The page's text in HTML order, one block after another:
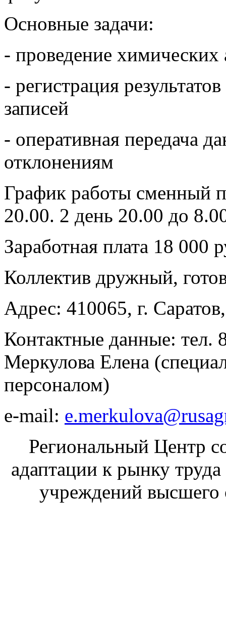
Основные задачи:
- проведение химических
- регистрация
записей
- оперативная передача
отклонениям
График работы сменный
20.00. 2 день 20.00 до
Заработная плата 18 000
Коллектив дружный,
Адрес: 410065, г.
Контактные данные: тел.
Меркулова Елена
персоналом)
e-mail:
Региональный Центр
адаптации к рынку
учреждений